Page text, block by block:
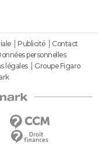
Publicité
Contact
personnelles
légales
Groupe Figaro